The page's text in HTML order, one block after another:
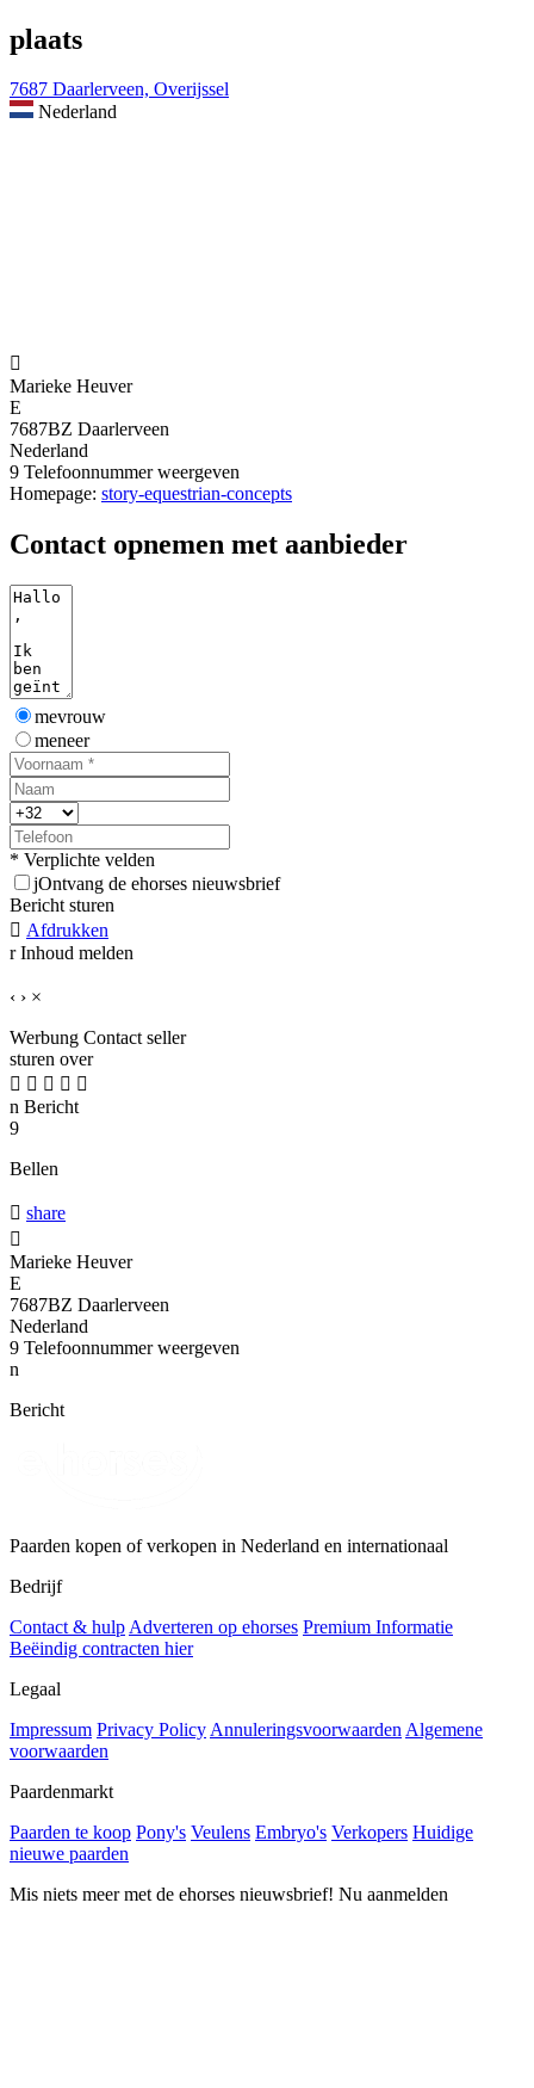
plaats
7687 Daarlerveen, Overijssel
Nederland

Marieke Heuver
E
7687BZ Daarlerveen
Nederland
9 Telefoonnummer weergeven
Homepage: story-equestrian-concepts
Contact opnemen met aanbieder
mevrouw
meneer
* Verplichte velden
jOntvang de ehorses nieuwsbrief
Bericht sturen
 Afdrukken
r Inhoud melden
‹ › ×
Werbung Contact seller
sturen over
    
n Bericht
9
Bellen
 share

Marieke Heuver
E
7687BZ Daarlerveen
Nederland
9 Telefoonnummer weergeven
n
Bericht
Paarden kopen of verkopen in Nederland en internationaal
Bedrijf
Contact & hulp Adverteren op ehorses Premium Informatie
Beëindig contracten hier
Legaal
Impressum Privacy Policy Annuleringsvoorwaarden Algemene
voorwaarden
Paardenmarkt
Paarden te koop Pony's Veulens Embryo's Verkopers Huidige
nieuwe paarden
Mis niets meer met de ehorses nieuwsbrief! Nu aanmelden